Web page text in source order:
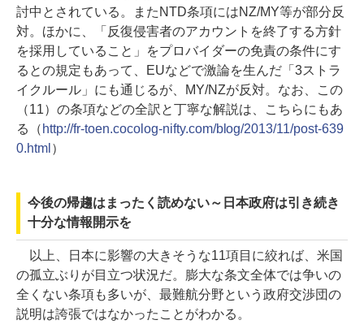
討中とされている。またNTD条項にはNZ/MY等が部分反
対。ほかに、「反復侵害者のアカウントを終了する方針
を採用していること」をプロバイダーの免責の条件にす
るとの規定もあって、EUなどで激論を生んだ「3ストラ
イクルール」にも通じるが、MY/NZが反対。なお、この
（11）の条項などの全訳と丁寧な解説は、こちらにもあ
る（ http://fr-toen.cocolog-nifty.com/blog/2013/11/post-639
0.html ）
今後の帰趨はまったく読めない～日本政府は引き続き
十分な情報開示を
以上、日本に影響の大きそうな11項目に絞れば、米国
の孤立ぶりが目立つ状況だ。膨大な条文全体では争いの
全くない条項も多いが、最難航分野という政府交渉団の
説明は誇張ではなかったことがわかる。